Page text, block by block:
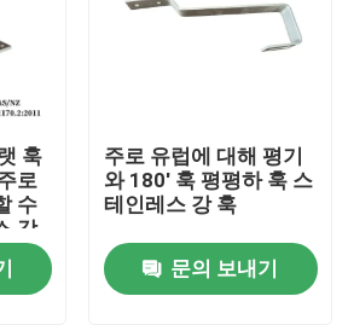
훅
로
수
강
주로 유럽에 대해 평기
와 180' 훅 평평하 훅 스
테인레스 강 훅
문의 보내기